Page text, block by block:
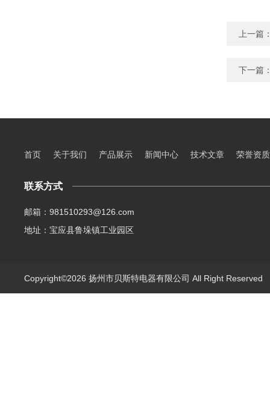
上一篇
下一篇
首页 关于我们 产品展示 新闻中心 技术文章 荣誉资质
联系方式
邮箱：981510293@126.com
地址：宝应县鲁垛镇工业园区
Copyright©2026 扬州市贝斯特电器有限公司 All Right